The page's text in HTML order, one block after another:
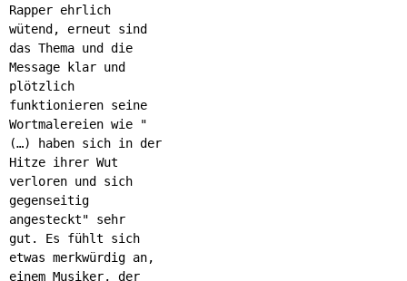
Rapper ehrlich
wütend, erneut sind
das Thema und die
Message klar und
plötzlich
funktionieren seine
Wortmalereien wie "
(…) haben sich in der
Hitze ihrer Wut
verloren und sich
gegenseitig
angesteckt" sehr
gut. Es fühlt sich
etwas merkwürdig an,
einem Musiker, der